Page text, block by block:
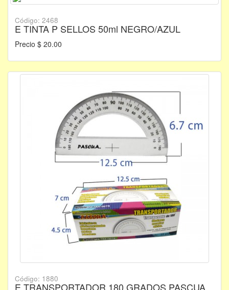
Código: 2468
E TINTA P SELLOS 50ml NEGRO/AZUL
Precio $ 20.00
Código: 1880
E TRANSPORTADOR 180 GRADOS PASCUA